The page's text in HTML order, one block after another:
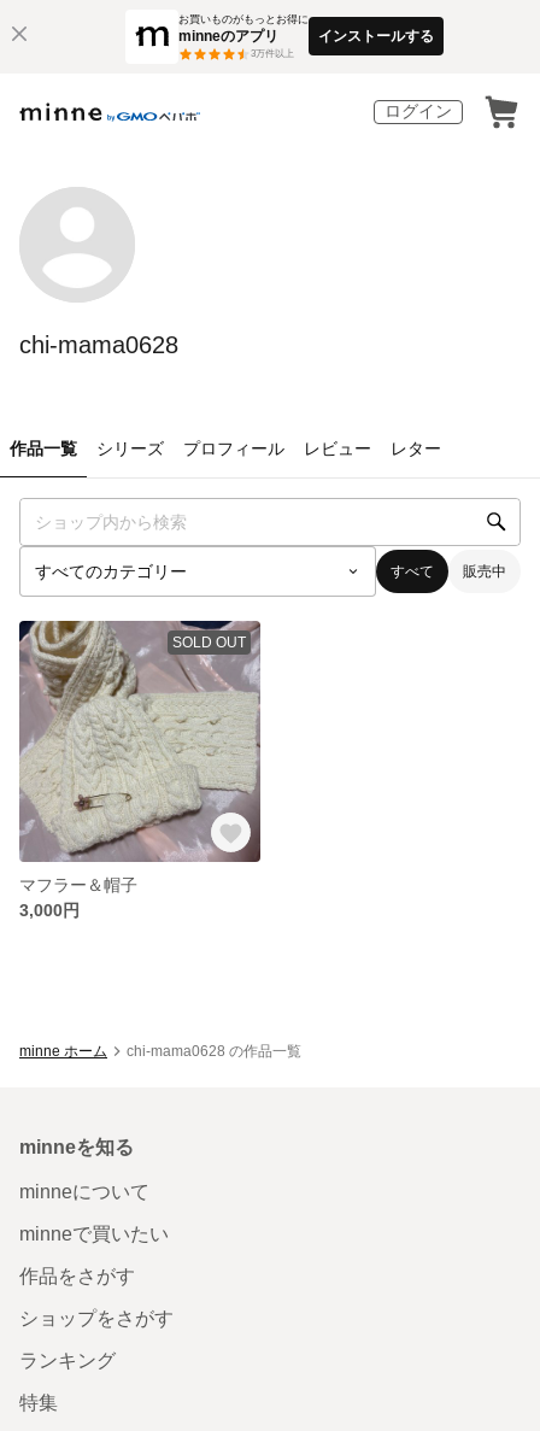
お買いものがもっとお得に
minneのアプリ
3万件以上
インストールする
ログイン
chi-mama0628
作品一覧 シリーズ プロフィール レビュー レター
すべて 販売中
SOLD OUT
マフラー＆帽子
3,000円
minne ホーム chi-mama0628 の作品一覧
minneを知る
minneについて
minneで買いたい
作品をさがす
ショップをさがす
ランキング
特集